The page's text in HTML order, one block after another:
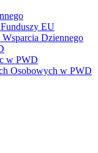
EU
Dziennego
w PWD
Osobowych w PWD